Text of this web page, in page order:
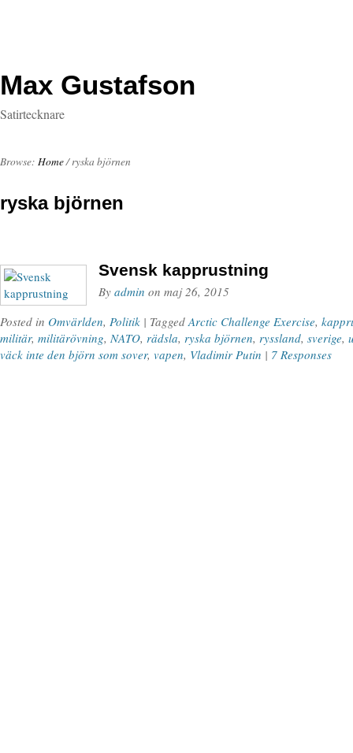
Max Gustafson
Satirtecknare
Browse: Home/ryska björnen
ryska björnen
Svensk kapprustning
By admin on maj 26, 2015
Posted in Omvärlden, Politik | TaggedArctic Challenge Exercise,
militär, militärövning, NATO, rädsla, ryska björnen, ryssland, sverige,
väck inte den björn som sover, vapen, Vladimir Putin | 7 Responses